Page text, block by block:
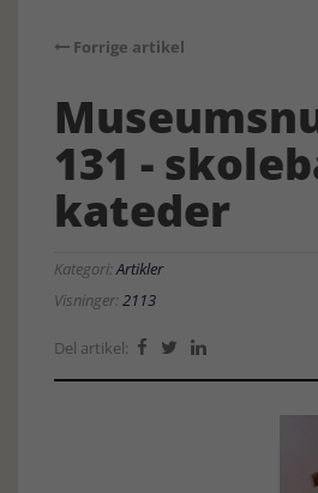
Forrige artikel
131 -
kateder
Kategori:Artikler
Visninger:2113
Del artikel:   